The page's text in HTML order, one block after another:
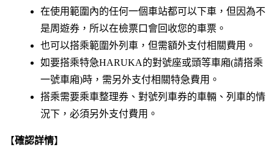
在使用範圍內的任何一個車站都可以下車，但因為不
是周遊券，所以在檢票口會回收您的車票。
也可以搭乘範圍外列車，但需額外支付相關費用。
如要搭乘特急HARUKA的對號座或頭等車廂(請搭乘
一號車廂)時，需另外支付相關特急費用。
搭乘需要乘車整理券、對號列車券的車輛、列車的情
況下，必須另外支付費用。
【確認詳情】